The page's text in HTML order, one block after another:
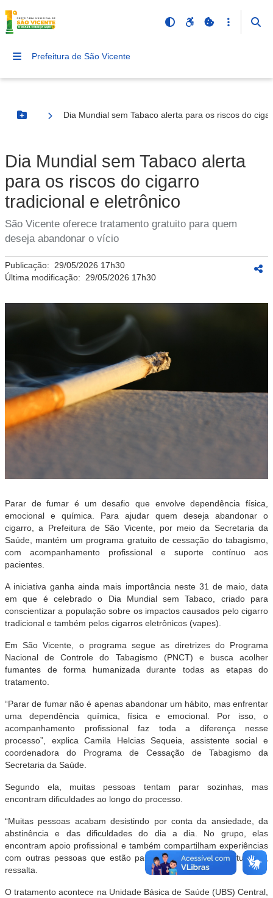
Prefeitura de São Vicente
Botão Menu
Dia Mundial sem Tabaco alerta para os riscos do
Dia Mundial sem Tabaco alerta
para os riscos do cigarro
tradicional e eletrônico
São Vicente oferece tratamento gratuito para quem
deseja abandonar o vício
Publicação: 29/05/2026 17h30
Última modificação: 29/05/2026 17h30
Parar de fumar é um desafio que envolve dependência física,
emocional e química. Para ajudar quem deseja abandonar o
cigarro, a Prefeitura de São Vicente, por meio da Secretaria da
Saúde, mantém um programa gratuito de cessação do tabagismo,
com acompanhamento profissional e suporte contínuo aos
pacientes.
A iniciativa ganha ainda mais importância neste 31 de maio, data
em que é celebrado o Dia Mundial sem Tabaco, criado para
conscientizar a população sobre os impactos causados pelo cigarro
tradicional e também pelos cigarros eletrônicos (vapes).
Em São Vicente, o programa segue as diretrizes do Programa
Nacional de Controle do Tabagismo (PNCT) e busca acolher
fumantes de forma humanizada durante todas as etapas do
tratamento.
“Parar de fumar não é apenas abandonar um hábito, mas enfrentar
uma dependência química, física e emocional. Por isso, o
acompanhamento profissional faz toda a diferença nesse
processo”, explica Camila Helcias Sequeia, assistente social e
coordenadora do Programa de Cessação de Tabagismo da
Secretaria da Saúde.
Segundo ela, muitas pessoas tentam parar sozinhas, mas
encontram dificuldades ao longo do processo.
“Muitas pessoas acabam desistindo por conta da ansiedade, da
abstinência e das dificuldades do dia a dia. No grupo, elas
encontram apoio profissional e também compartilham experiências
com outras pessoas que estão passando pela mesma situação”,
ressalta.
O tratamento acontece na Unidade Básica de Saúde (UBS) Central,